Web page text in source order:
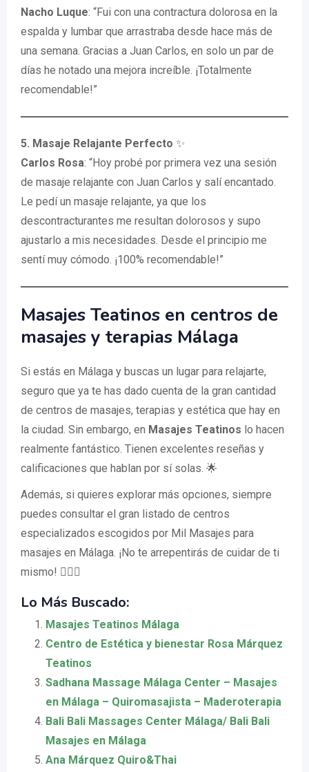
Nacho Luque: “Fui con una contractura dolorosa en la
espalda y lumbar que arrastraba desde hace más de
una semana. Gracias a Juan Carlos, en solo un par de
días he notado una mejora increíble. ¡Totalmente
recomendable!”
5. Masaje Relajante Perfecto ✨
Carlos Rosa: “Hoy probé por primera vez una sesión
de masaje relajante con Juan Carlos y salí encantado.
Le pedí un masaje relajante, ya que los
descontracturantes me resultan dolorosos y supo
ajustarlo a mis necesidades. Desde el principio me
sentí muy cómodo. ¡100% recomendable!”
Masajes Teatinos en centros de
masajes y terapias Málaga
Si estás en Málaga y buscas un lugar para relajarte,
seguro que ya te has dado cuenta de la gran cantidad
de centros de masajes, terapias y estética que hay en
la ciudad. Sin embargo, en Masajes Teatinos lo hacen
realmente fantástico. Tienen excelentes reseñas y
calificaciones que hablan por sí solas. 🌟
Además, si quieres explorar más opciones, siempre
puedes consultar el gran listado de centros
especializados escogidos por Mil Masajes para
masajes en Málaga. ¡No te arrepentirás de cuidar de ti
mismo! 🧖‍♂️✨
Lo Más Buscado:
Masajes Teatinos Málaga
Centro de Estética y bienestar Rosa Márquez
Teatinos
Sadhana Massage Málaga Center – Masajes
en Málaga – Quiromasajista – Maderoterapia
Bali Bali Massages Center Málaga/ Bali Bali
Masajes en Málaga
Ana Márquez Quiro&Thai